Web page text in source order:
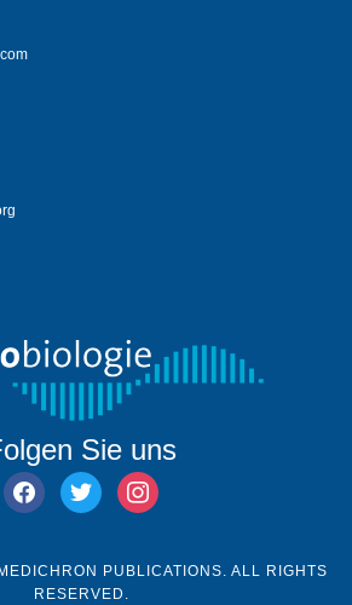
Sie uns
facebook
twitter instagram
PUBLICATIONS. ALL RIGHTS
RESERVED.